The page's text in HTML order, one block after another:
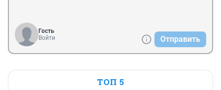
Гость
Войти
Отправить
ТОП 5